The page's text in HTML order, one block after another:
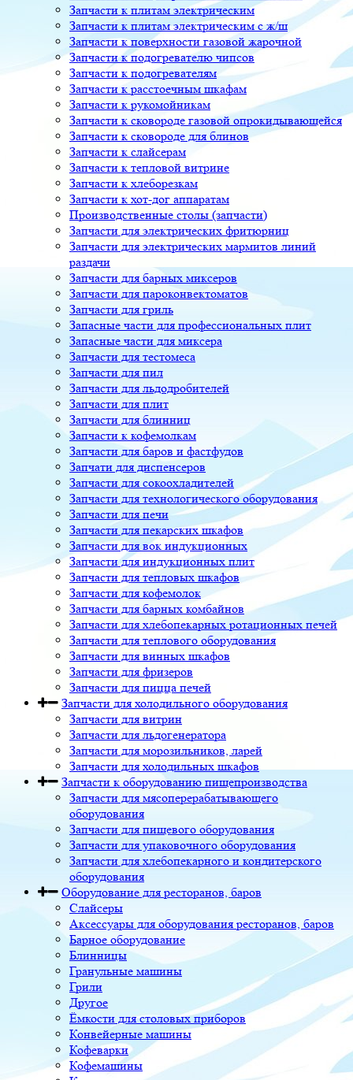
Запчасти к плитам электрическим
Запчасти к плитам электрическим с ж/ш
Запчасти к поверхности газовой жарочной
Запчасти к подогревателю чипсов
Запчасти к подогревателям
Запчасти к расстоечным шкафам
Запчасти к рукомойникам
Запчасти к сковороде газовой опрокидывающейся
Запчасти к сковороде для блинов
Запчасти к слайсерам
Запчасти к тепловой витрине
Запчасти к хлеборезкам
Запчасти к хот-дог аппаратам
Производственные столы (запчасти)
Запчасти для электрических фритюрниц
Запчасти для электрических мармитов линий
раздачи
Запчасти для барных миксеров
Запчасти для пароконвектоматов
Запчасти для гриль
Запасные части для профессиональных плит
Запасные части для миксера
Запчасти для тестомеса
Запчасти для пил
Запчасти для льдодробителей
Запчасти для плит
Запчасти для блинниц
Запчасти к кофемолкам
Запчасти для баров и фастфудов
Запчати для диспенсеров
Запчасти для сокоохладителей
Запчасти для технологического оборудования
Запчасти для печи
Запчасти для пекарских шкафов
Запчасти для вок индукционных
Запчасти для индукционных плит
Запчасти для тепловых шкафов
Запчасти для кофемолок
Запчасти для барных комбайнов
Запчасти для хлебопекарных ротационных печей
Запчасти для теплового оборудования
Запчасти для винных шкафов
Запчасти для фризеров
Запчасти для пицца печей
Запчасти для холодильного оборудования
Запчасти для витрин
Запчасти для льдогенератора
Запчасти для морозильников, ларей
Запчасти для холодильных шкафов
Запчасти к оборудованию пищепроизводства
Запчасти для мясоперерабатывающего
оборудования
Запчасти для пищевого оборудования
Запчасти для упаковочного оборудования
Запчасти для хлебопекарного и кондитерского
оборудования
Оборудование для ресторанов, баров
Слайсеры
Аксессуары для оборудования ресторанов, баров
Барное оборудование
Блинницы
Гранульные машины
Грили
Другое
Ёмкости для столовых приборов
Конвейерные машины
Кофеварки
Кофемашины